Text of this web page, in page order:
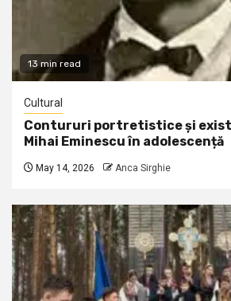
13 min read
Cultural
Contururi portretistice și
Mihai Eminescu în adolescență
May 14, 2026 Anca Sirghie